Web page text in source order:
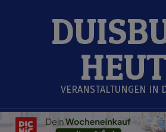
VERANSTALTUNGEN IN